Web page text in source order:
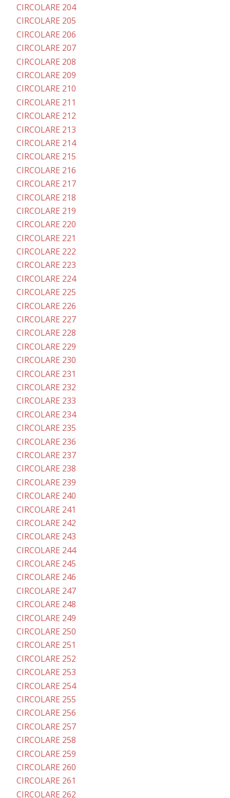
CIRCOLARE 204
CIRCOLARE 205
CIRCOLARE 206
CIRCOLARE 207
CIRCOLARE 208
CIRCOLARE 209
CIRCOLARE 210
CIRCOLARE 211
CIRCOLARE 212
CIRCOLARE 213
CIRCOLARE 214
CIRCOLARE 215
CIRCOLARE 216
CIRCOLARE 217
CIRCOLARE 218
CIRCOLARE 219
CIRCOLARE 220
CIRCOLARE 221
CIRCOLARE 222
CIRCOLARE 223
CIRCOLARE 224
CIRCOLARE 225
CIRCOLARE 226
CIRCOLARE 227
CIRCOLARE 228
CIRCOLARE 229
CIRCOLARE 230
CIRCOLARE 231
CIRCOLARE 232
CIRCOLARE 233
CIRCOLARE 234
CIRCOLARE 235
CIRCOLARE 236
CIRCOLARE 237
CIRCOLARE 238
CIRCOLARE 239
CIRCOLARE 240
CIRCOLARE 241
CIRCOLARE 242
CIRCOLARE 243
CIRCOLARE 244
CIRCOLARE 245
CIRCOLARE 246
CIRCOLARE 247
CIRCOLARE 248
CIRCOLARE 249
CIRCOLARE 250
CIRCOLARE 251
CIRCOLARE 252
CIRCOLARE 253
CIRCOLARE 254
CIRCOLARE 255
CIRCOLARE 256
CIRCOLARE 257
CIRCOLARE 258
CIRCOLARE 259
CIRCOLARE 260
CIRCOLARE 261
CIRCOLARE 262